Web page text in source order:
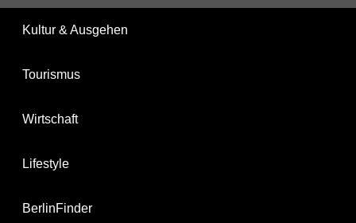
Kultur & Ausgehen
Tourismus
Wirtschaft
Lifestyle
BerlinFinder